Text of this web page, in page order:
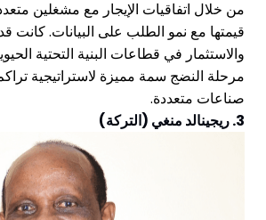
من خلال اتفاقيات الإيجار مع مشغلين متعددين
قيمتها مع نمو الطلب على البيانات. كانت
والاستثمار في قطاعات البنية التحتية
مرحلة النضج سمة مميزة لاستراتيجية تراكم
صناعات متعددة.